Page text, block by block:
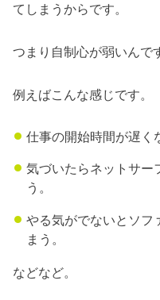
てしまうからです。
つまり自制心が弱いんで
例えばこんな感じです。
仕事の開始時間が遅く
気づいたらネットサー
う。
やる気がでないとソフ
まう。
などなど。